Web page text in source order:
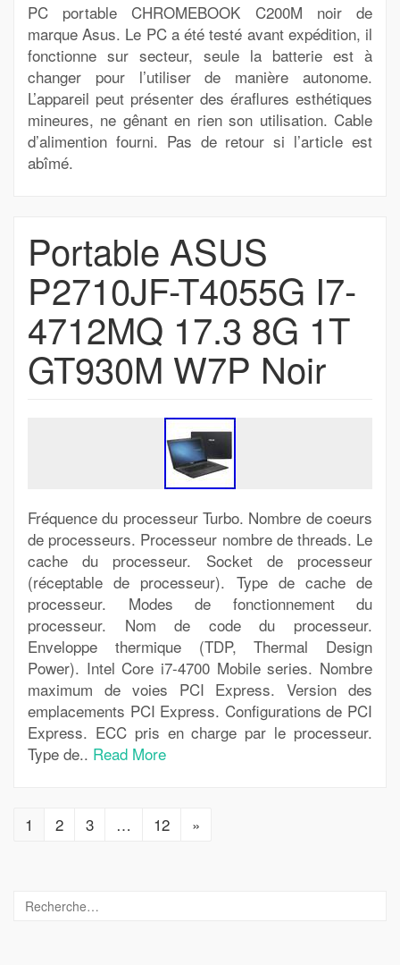
PC portable CHROMEBOOK C200M noir de
marque Asus. Le PC a été testé avant expédition, il
fonctionne sur secteur, seule la batterie est à
changer pour l’utiliser de manière autonome.
L’appareil peut présenter des éraflures esthétiques
mineures, ne gênant en rien son utilisation. Cable
d’alimention fourni. Pas de retour si l’article est
abîmé.
Portable ASUS
P2710JF-T4055G I7-
4712MQ 17.3 8G 1T
GT930M W7P Noir
Fréquence du processeur Turbo. Nombre de coeurs
de processeurs. Processeur nombre de threads. Le
cache du processeur. Socket de processeur
(réceptable de processeur). Type de cache de
processeur. Modes de fonctionnement du
processeur. Nom de code du processeur.
Enveloppe thermique (TDP, Thermal Design
Power). Intel Core i7-4700 Mobile series. Nombre
maximum de voies PCI Express. Version des
emplacements PCI Express. Configurations de PCI
Express. ECC pris en charge par le processeur.
Type de.. Read More
1 2 3 … 12 »